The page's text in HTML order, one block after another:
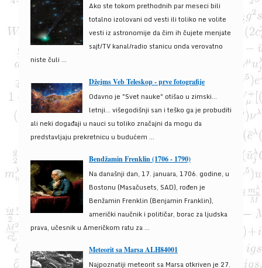
Ako ste tokom prethodnih par meseci bili
totalno izolovani od vesti ili toliko ne volite
vesti iz astronomije da čim ih čujete menjate
sajt/TV kanal/radio stanicu onda verovatno
niste čuli ...
Džejms Veb Teleskop - prve fotografije
Odavno je "Svet nauke" otišao u zimski...
letnji... višegodišnji san i teško ga je probuditi
ali neki događaji u nauci su toliko značajni da mogu da
predstavljaju prekretnicu u budućem ...
Bendžamin Frenklin (1706 - 1790)
Na današnji dan, 17. januara, 1706. godine, u
Bostonu (Masačusets, SAD), rođen je
Benžamin Frenklin (Benjamin Franklin),
američki naučnik i političar, borac za ljudska
prava, učesnik u Američkom ratu za ...
Meteorit sa Marsa ALH84001
Najpoznatiji meteorit sa Marsa otkriven je 27.